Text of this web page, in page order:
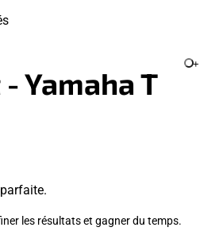
Yamaha T +
les résultats et gagner du temps.